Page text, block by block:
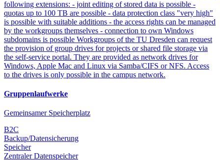
following extensions: - joint editing of stored data is possible -
quotas up to 100 TB are possible - data protection class "very high"
is possible with suitable additions - the access rights can be managed
by the workgroups themselves - connection to own Windows
subdomains is possible Workgroups of the TU Dresden can request
the provision of group drives for projects or shared file storage via
the self-service portal. They are provided as network drives for
Windows, Apple Mac and Linux via Samba/CIFS or NFS. Access
to the drives is only possible in the campus network.
Gruppenlaufwerke
Gemeinsamer Speicherplatz
B2C
Backup/Datensicherung
Speicher
Zentraler Datenspeicher